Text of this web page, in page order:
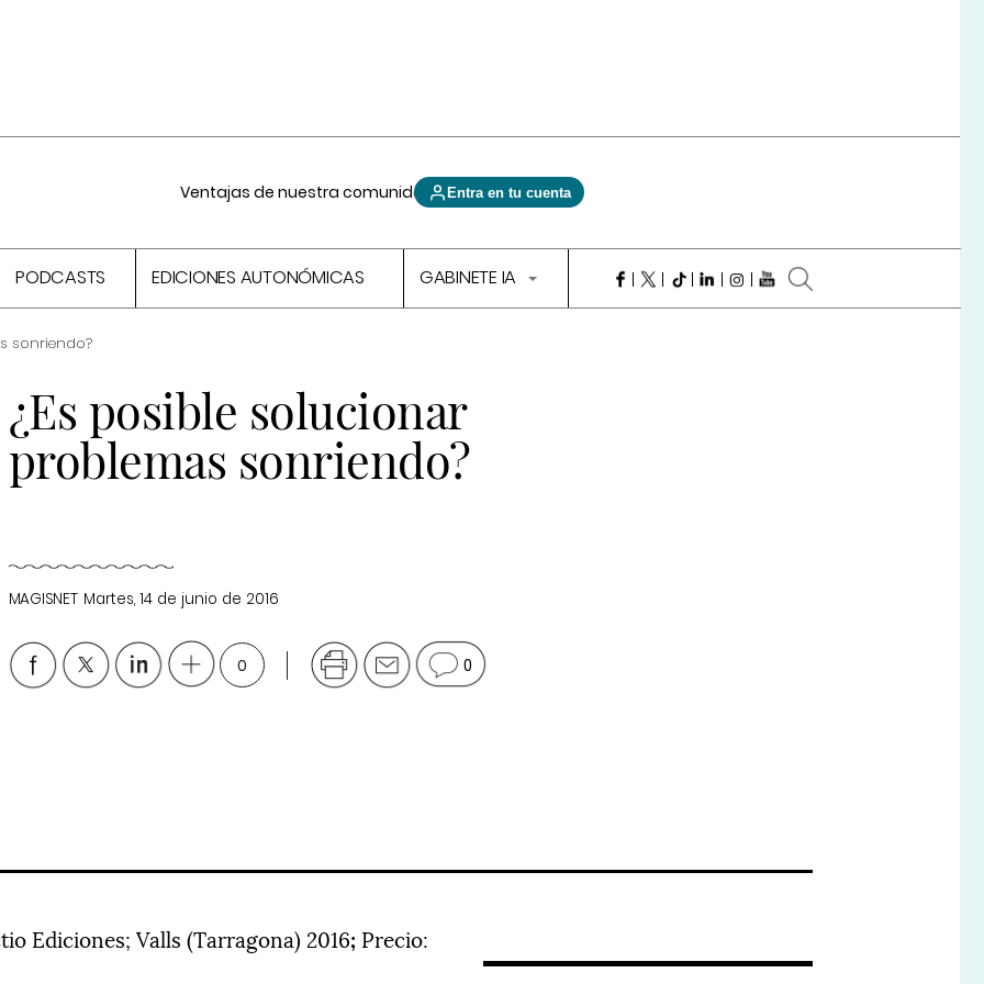
Ventajas de nuestra comunidad Entra en tu cuenta
PODCASTS EDICIONES AUTONÓMICAS GABINETE IA
sonriendo?
¿Es posible solucionar
problemas sonriendo?
MAGISNET Martes, 14 de junio de 2016
0 0
Ediciones; Valls (Tarragona) 2016; Precio: